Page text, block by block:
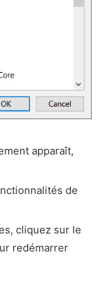
apparaît,
de
cliquez sur le
redémarrer